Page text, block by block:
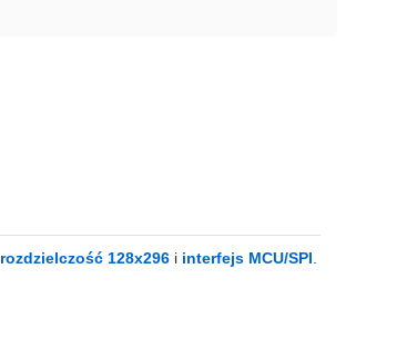
rozdzielczość 128x296 i interfejs MCU/SPI